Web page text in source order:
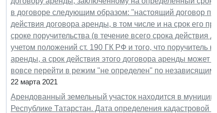
в договоре следующим образом: "настоящий договор
действия договора аренды, в том числе и на срок его
сроке поручительства (в течение всего срока действия
учетом положений ст. 190 ГК РФ и того, что поручитель
аренды, а срок действия этого договора аренды может
вовсе перейти в режим "не определен" по независящим
22 марта 2021
Арендованный земельный участок находится в
Республике Татарстан. Дата определения кадастровой